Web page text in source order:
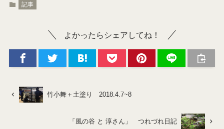
記事
よかったらシェアしてね！
竹小舞＋土塗り 2018.4.7~8
「風の谷 と 淳さん」 つれづれ日記